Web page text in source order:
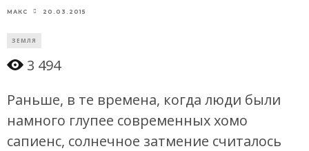
МАКС 20.03.2015
ЗЕМЛЯ
3 494
Раньше, в те времена, когда люди были
намного глупее современных хомо
сапиенс, солнечное затмение считалось